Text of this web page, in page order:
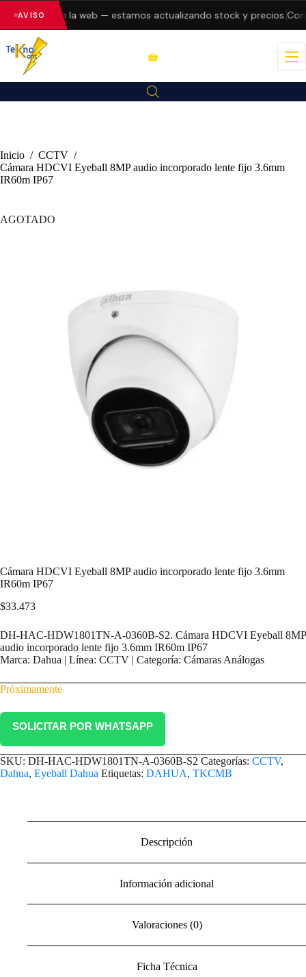
AVISO
errores en la web — estamos actualizando stock y precios.
Inicio / CCTV /
Cámara HDCVI Eyeball 8MP audio incorporado lente fijo 3.6mm
IR60m IP67
AGOTADO
Cámara HDCVI Eyeball 8MP audio incorporado lente fijo 3.6mm
IR60m IP67
$33.473
DH-HAC-HDW1801TN-A-0360B-S2. Cámara HDCVI Eyeball 8MP
audio incorporado lente fijo 3.6mm IR60m IP67
Marca: Dahua | Línea: CCTV | Categoría: Cámaras Análogas
Próximamente
SOLICITAR POR WHATSAPP
SKU: DH-HAC-HDW1801TN-A-0360B-S2 Categorías: CCTV,
Dahua, Eyeball Dahua Etiquetas: DAHUA, TKCMB
Descripción
Información adicional
Valoraciones (0)
Ficha Técnica